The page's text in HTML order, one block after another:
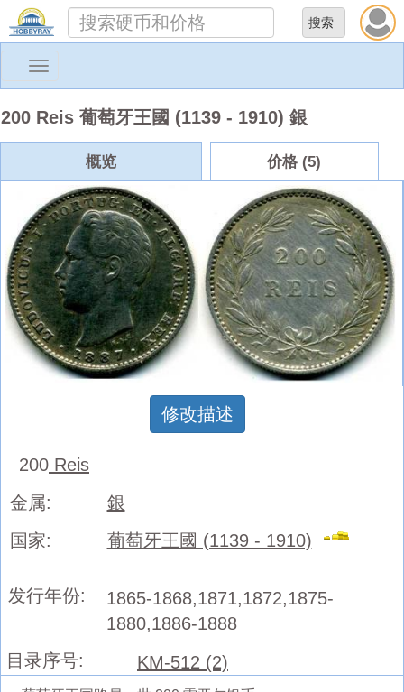
Toggle
200 Reis 葡萄牙王國 (1139 - 1910) 銀
概览 价格 (5)
修改描述
200 Reis
金属:
銀
国家:
葡萄牙王國 (1139 - 1910)
发行年份:
1865-1868,1871,1872,1875-
1880,1886-1888
目录序号:
KM-512 (2)